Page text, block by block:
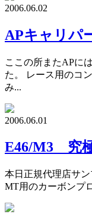
2006.06.02
APキャリパ
ここの所またAPに
た。 レース用のコ
み...
2006.06.01
E46/M3 究
本日正規代理店サ
MT用のカーボンプ